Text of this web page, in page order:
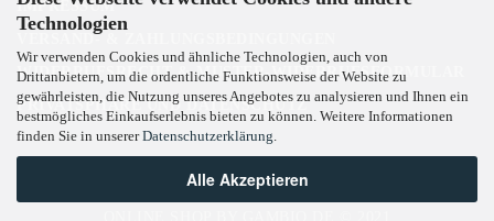
Technologien
Wir verwenden Cookies und ähnliche Technologien, auch von
Drittanbietern, um die ordentliche Funktionsweise der Website zu
gewährleisten, die Nutzung unseres Angebotes zu analysieren und Ihnen ein
bestmögliches Einkaufserlebnis bieten zu können. Weitere Informationen
finden Sie in unsererDatenschutzerklärung.
Alle Akzeptieren
IMPRESSUM
VERSAND- & ZAHLUNGSBEDINGUNGEN
WIDERRUFSRECHT & MUSTER-WIDERRUFSFORMULAR
PRIVATSPHÄRE UND DATENSCHUTZ